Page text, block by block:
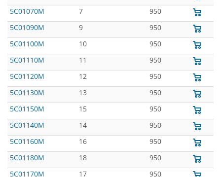
5C01070M
7
950
5C01090M
9
950
5C01100M
10
950
5C01110M
11
950
5C01120M
12
950
5C01130M
13
950
5C01150M
15
950
5C01140M
14
950
5C01160M
16
950
5C01180M
18
950
5C01170M
17
950